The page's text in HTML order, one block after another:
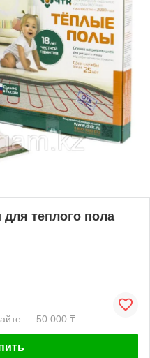
теплого пола
— 50 000 ₸